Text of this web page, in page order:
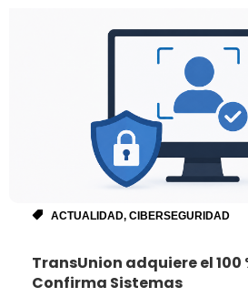
ACTUALIDAD, CIBERSEGURIDAD
TransUnion adquiere el 100
Confirma Sistemas